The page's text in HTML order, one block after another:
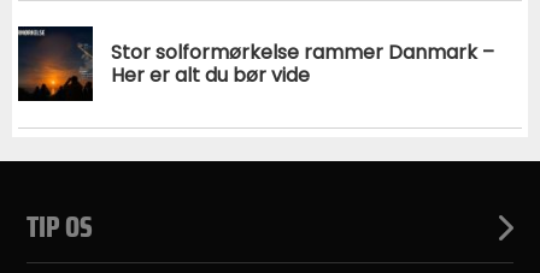
Stor solformørkelse rammer Danmark –
Her er alt du bør vide
TIP OS